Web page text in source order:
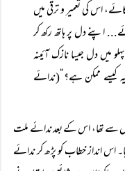
اس کی تعمیر و ترقی میں
اپنے دل پر ہاتھ رکھ کر
دل جیسا نازک آئینہ
کیسے ممکن ہے؟“(ندائے
سے تھا، اس کے بعد ندائے ملت
اس انداز خطاب کو پڑھ کر ندائے